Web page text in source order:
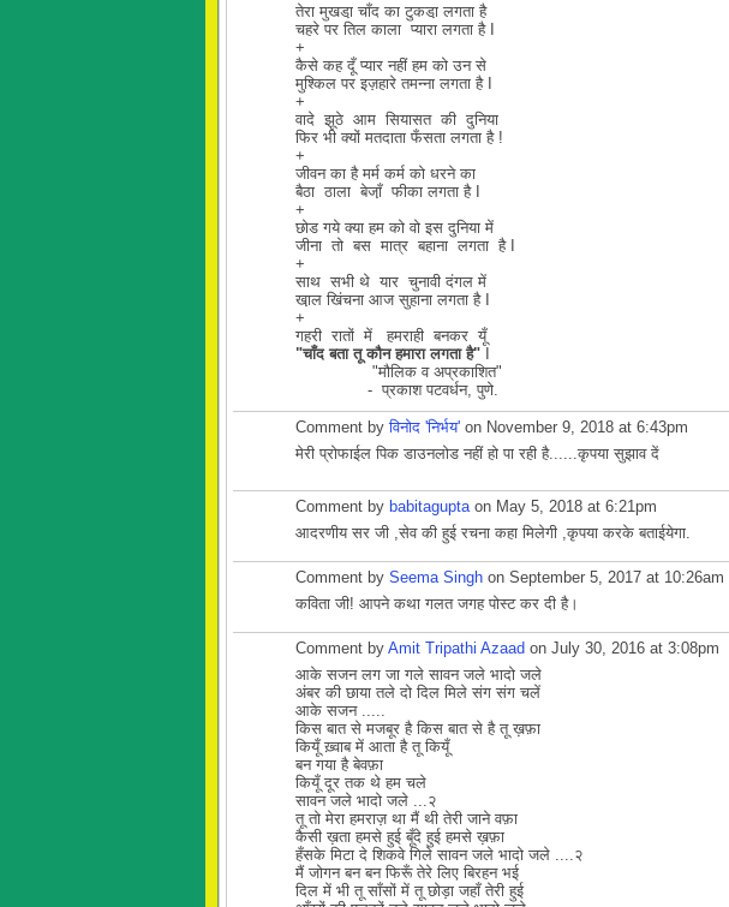
तेरा मुखडा़ चाँद का टुकडा़ लगता है
चहरे पर तिल काला प्यारा लगता है I
+
कैसे कह दूँ प्यार नहीं हम को उन से
मुश्किल पर इज़हारे तमन्ना लगता है I
+
वादे झूठे आम सियासत की दुनिया
फिर भी क्यों मतदाता फँसता लगता है !
+
जीवन का है मर्म कर्म को धरने का
बैठा ठाला बेजा़ँ फीका लगता है I
+
छोड गये क्या हम को वो इस दुनिया में
जीना तो बस मात्र बहाना लगता है I
+
साथ सभी थे यार चुनावी दंगल में
खा़ल खिंचना आज सुहाना लगता है I
+
गहरी रातों में हमराही बनकर यूँ
"चाँद बता तू कौन हमारा लगता है" I
"मौलिक व अप्रकाशित"
- प्रकाश पटवर्धन, पुणे.
Comment byविनोद 'निर्भय' on November 9, 2018 at 6:43pm
मेरी प्रोफाईल पिक डाउनलोड नहीं हो पा रही है......कृपया सुझाव दें
Comment by babitagupta on May 5, 2018 at 6:21pm
आदरणीय सर जी ,सेव की हुई रचना कहा मिलेगी ,कृपया करके बताईयेगा.
Comment by Seema Singh on September 5, 2017 at 10:26am
कविता जी! आपने कथा गलत जगह पोस्ट कर दी है।
Comment by Amit Tripathi Azaad on July 30, 2016 at 3:08pm
आके सजन लग जा गले सावन जले भादो जले
अंबर की छाया तले दो दिल मिले संग संग चलें
आके सजन .....
किस बात से मजबूर है किस बात से है तू ख़फ़ा
कियूँ ख़्वाब में आता है तू कियूँ
बन गया है बेवफ़ा
कियूँ दूर तक थे हम चले
सावन जले भादो जले ...२
तू तो मेरा हमराज़ था मैं थी तेरी जाने वफ़ा
कैसी ख़ता हमसे हुई बूँदे हुई हमसे ख़फ़ा
हँसके मिटा दे शिकवे गिले सावन जले भादो जले ....२
मैं जोगन बन बन फिरूँ तेरे लिए बिरहन भई
दिल में भी तू साँसों में तू छोड़ा जहाँ तेरी हुई